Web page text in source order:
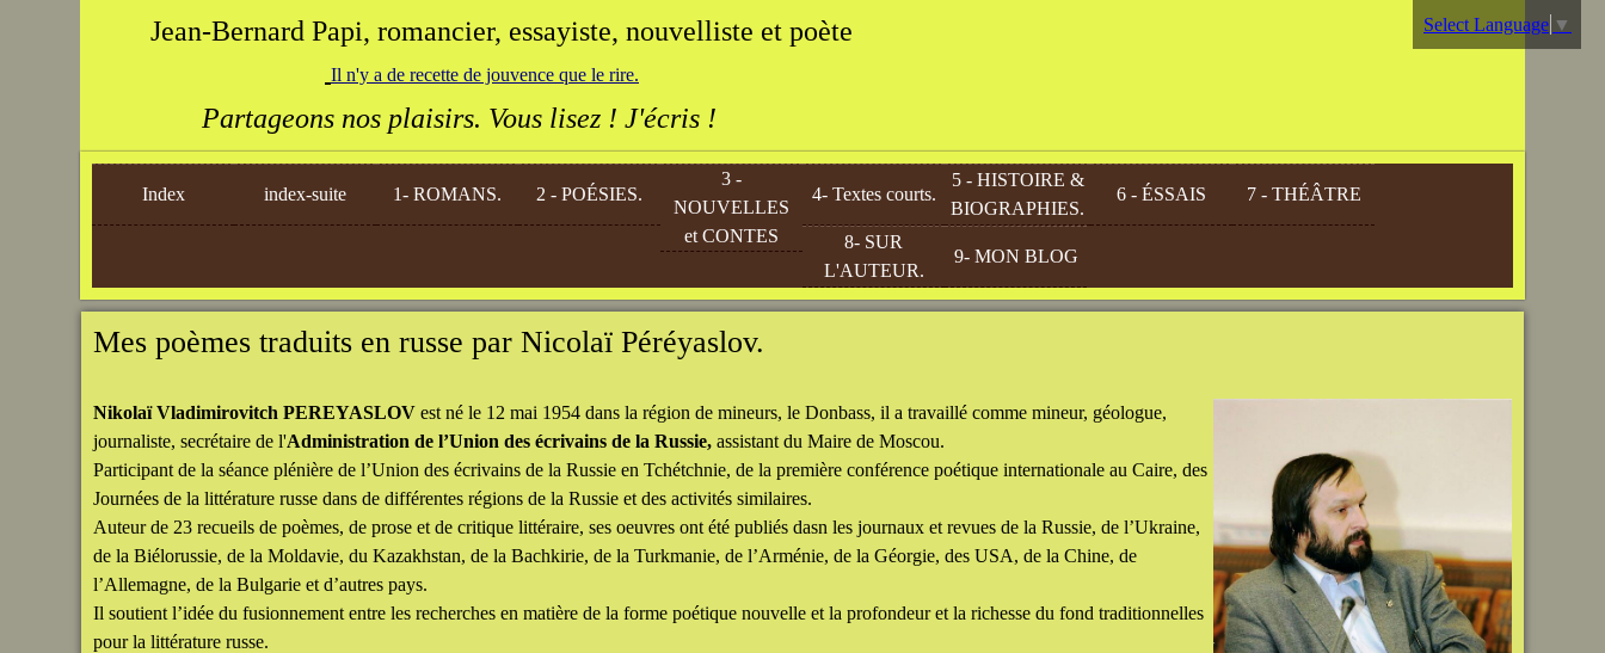
Select Language ▼
Jean-Bernard Papi, romancier, essayiste, nouvelliste et poète
Il n'y a de recette de jouvence que le rire.
Partageons nos plaisirs. Vous lisez ! J'écris !
Index index-suite 1- ROMANS. 2 - POÉSIES.
3 -
NOUVELLES
et CONTES
4- Textes courts.
5 - HISTOIRE &
BIOGRAPHIES.
6 - ÉSSAIS 7 - THÉÂTRE
8- SUR
L'AUTEUR.
9- MON BLOG
Mes poèmes traduits en russe par Nicolaï Péréyaslov.
NikolaïVladimirovitch PEREYASLOV est né le 12 mai 1954 dans la région de mineurs, le Donbass, il a travaillé comme mineur, géologue,
journaliste, secrétaire de l'Administration de l’Union des écrivains de la Russie, assistant du Maire de Moscou.
Participant de la séance plénière de l’Union des écrivains de la Russie en Tchétchnie, de la première conférence poétique internationale au Caire, des
Journées de la littérature russe dans de différentes régions de la Russie et des activités similaires.
Auteur de 23 recueils de poèmes, de prose et de critique littéraire, ses oeuvres ont été publiés dasn les journaux et revues de la Russie, de l’Ukraine,
de la Biélorussie, de la Moldavie, du Kazakhstan, de la Bachkirie, de la Turkmanie, de l’Arménie, de la Géorgie, des USA, de la Chine, de
l’Allemagne, de la Bulgarie et d’autres pays.
Il soutient l’idée du fusionnement entre les recherches en matière de la forme poétique nouvelle et la profondeur et la richesse du fond traditionnelles
pour la littérature russe.